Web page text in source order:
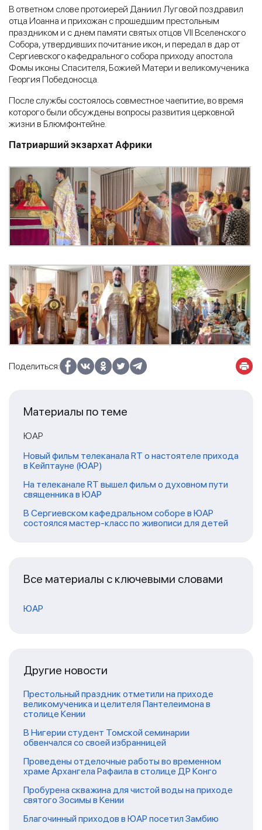
В ответном слове протоиерей Даниил Луговой поздравил
отца Иоанна и прихожан с прошедшим престольным
праздником и с днем памяти святых отцов VII Вселенского
Собора, утвердивших почитание икон, и передал в дар от
Сергиевского кафедрального собора приходу апостола
Фомы иконы Спасителя, Божией Матери и великомученика
Георгия Победоносца.
После службы состоялось совместное чаепитие, во время
которого были обсуждены вопросы развития церковной
жизни в Блюмфонтейне.
Патриарший экзархат Африки
Поделиться:
Материалы по теме
ЮАР
Новый фильм телеканала RT о настоятеле прихода
в Кейптауне (ЮАР)
На телеканале RT вышел фильм о духовном пути
священника в ЮАР
В Сергиевском кафедральном соборе в ЮАР
состоялся мастер-класс по живописи для детей
Все материалы с ключевыми словами
ЮАР
Другие новости
Престольный праздник отметили на приходе
великомученика и целителя Пантелеимона в
столице Кении
В Нигерии студент Томской семинарии
обвенчался со своей избранницей
Проведены отделочные работы во временном
храме Архангела Рафаила в столице ДР Конго
Пробурена скважина для чистой воды на приходе
святого Зосимы в Кении
Благочинный приходов в ЮАР посетил Замбию